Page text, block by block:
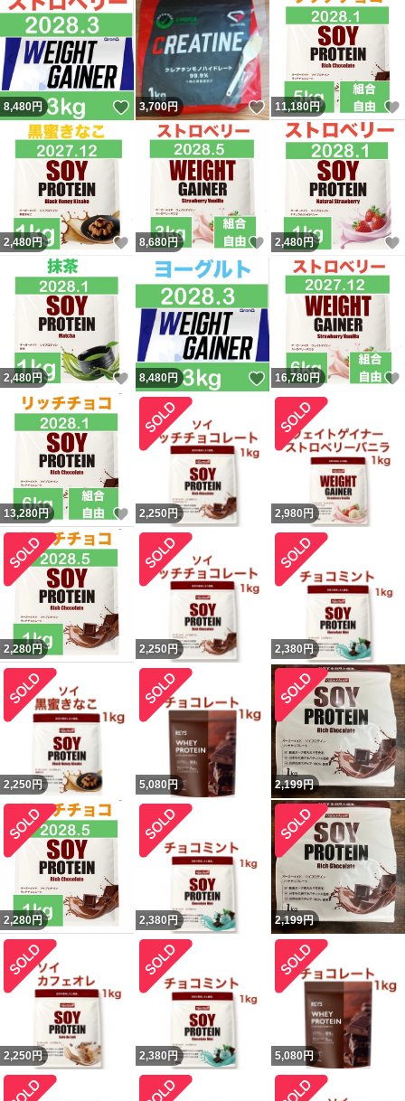
8,480円 いいね！
3,700円 いいね！
11,180円
2,480円 いいね！
8,680円 いいね！
2,480円
2,480円 いいね！
8,480円 いいね！
16,780円
13,280円 いいね！
2,250 円 2,980 円
2,280円 2,250 円 2,380 円
2,250 円 5,080 円 2,199円
2,280円 2,380 円 2,199円
2,250 円 2,380 円 5,080 円